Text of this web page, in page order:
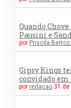
Quando
Pausini e
por Priscila
Gipsy Kings
convidado
por redacao 31